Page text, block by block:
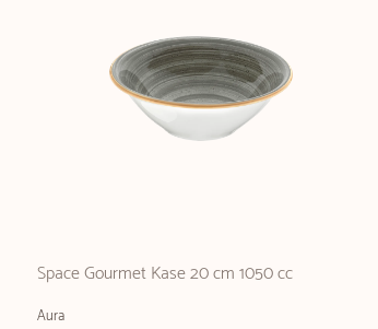
Space Gourmet Kase 20 cm 1050 cc
Aura